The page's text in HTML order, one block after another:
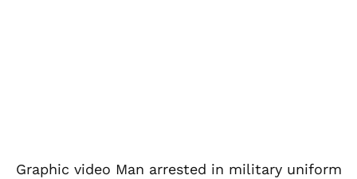
Graphic video Man arrested in military uniform